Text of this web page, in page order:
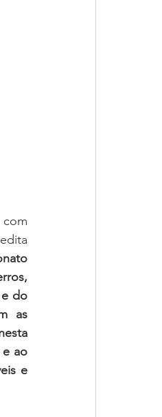
do
as
ao
e